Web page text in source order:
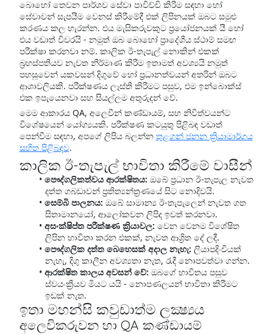
බොහෝ තෙවන පාර්ශව සේවා පාවිච්චි කිරීම සඳහා හෝ
සේවාවන් සැපයීම වෙනස් කිරීමේදී එක් ලිපිනයක් ඔබට සමුළු
කරණය කල හැරන්න. එය මැසිකරුවකුට ප්‍රයෝජනයක් යී හෝ
එය වඩාත් විවරයි - නමුත් ඔබ බොහෝ ප්‍රාදේශීය ස්ථාම් සමඟ
පරීක්ෂා කරනවා නම්. කාලික ඊ-තැපැල් නොකින් එකක්
බ‍්‍රහස්පතියව නැවත නිර්මාණ කිරීම ඉතාමත් අවශ්‍යයි නමුත්
පහසුවෙන් යකවසන් දිගුවේ හෝ ප්‍රධානත්වයන් අතරින් ඔබට
ආශාවලියකි. පරීක්ෂණය ලෑස්ති කිරීමට පසුව, එම ඉන්බොක්ස්
එක ඉපැයෙනවා සහ ‍සියල්ලම අතුරුදන් වේ.
මෙම ආකාරය QA, අලෙවීන් කණ්ඩායම්, සහ නිවිත්වයන්ට
විශේෂයෙන් යෝග්‍යයකි. පරීක්ෂණ කටයුතු පිළිබඳ වඩාත්
පෙන්වීම සඳහා, අපගේ ලිපිය බලන්න තුළගන් ජනන ක්‍රියාමාර්ගය
සහිත පිළිබඳව.
කාලික ඊ-තැපැල් භාවිතා කිරීමේ වාසීන්
පෞද්ගලිකත්වය ආරක්ෂිතය: ඔබේ ප්‍රධාන ඊ-තැපැල නැවත
දත්ත ගබඩාවන් ප්‍රතිත්‍යන්ත්‍රණයේ සිට නොදිවයි.
සෙම්බි පාලනය: ඔබේ සාමාන්‍ය ඊ-තැපැලෙන් නැවත ගත
සිතාමානයෝ, ආලෝකවන ලිපිද ඉවත් කරනවා.
අසංක්ෂිප්ත පරීක්ෂණ ක්‍රියාවල: වෙන වෙනම විශේෂිත
ලිපින භාවිතා කරන එකක්, නැවත ආශ්‍රිත දේ ලදී.
පෞද්ගලික දත්ත බෙහෙසක් අදාල නැහැ: ලියාපදිංචියක්
නැහැ, දිගු කාලීන අවශ්‍යතා නැත, රැදී නොපවත්වා ගන්න.
ආරක්ෂිත කාලය අවසන් වේ: ඔබගේ භාවිතය පසුව
ස්වයංක්‍රීයව මියට යයි - නොපණලයන් භාවිතා කිරීමට
ඉඩක් නැත.
ඉතා මහන්සි කවුඩාත්ම ලක්‍ෂ්‍යය
අලෙවිකරුවන හා QA කණ්ඩායම්